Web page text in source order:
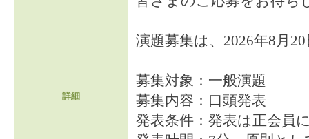
詳細
演題募集は、2026年8月
募集対象：一般演題
募集内容：口頭発表
発表条件：発表は正会員